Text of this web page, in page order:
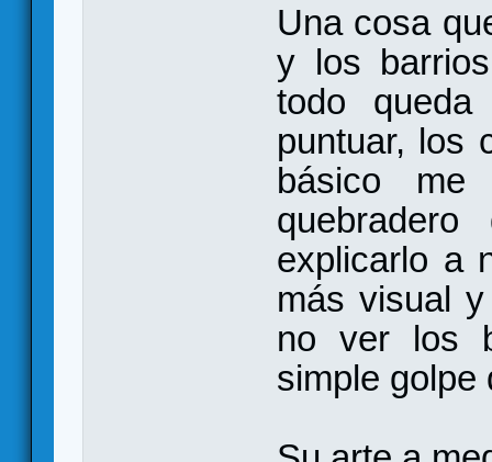
Una cosa
y los
todo
puntuar, los
básico
explicarlo a
más visual
no ver los
simple golpe